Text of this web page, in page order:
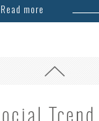
Read more